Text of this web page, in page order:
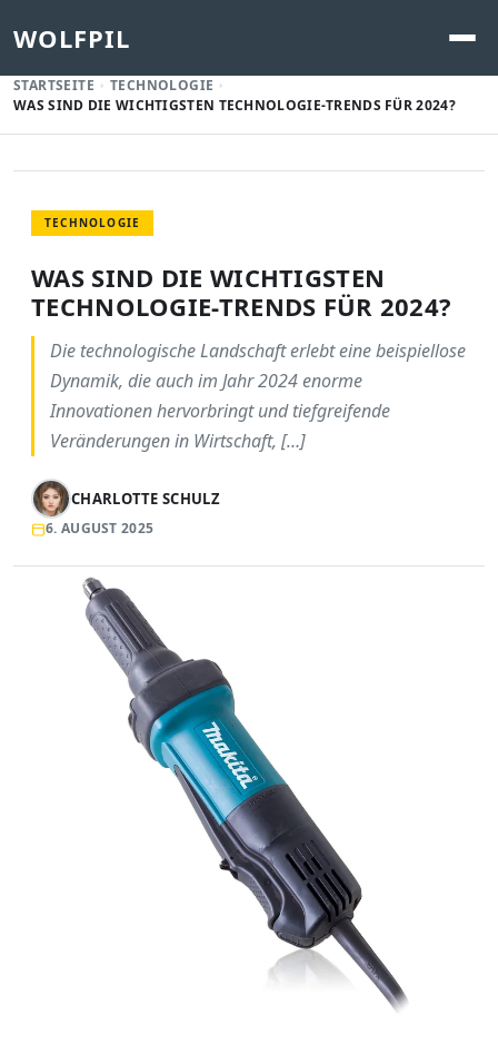
WOLFPIL
STARTSEITE
TECHNOLOGIE
WAS SIND DIE WICHTIGSTEN TECHNOLOGIE-TRENDS FÜR 2024?
TECHNOLOGIE
WAS SIND DIE WICHTIGSTEN
TECHNOLOGIE-TRENDS FÜR 2024?
Die technologische Landschaft erlebt eine beispiellose
Dynamik, die auch im Jahr 2024 enorme
Innovationen hervorbringt und tiefgreifende
Veränderungen in Wirtschaft, […]
CHARLOTTE SCHULZ
6. AUGUST 2025